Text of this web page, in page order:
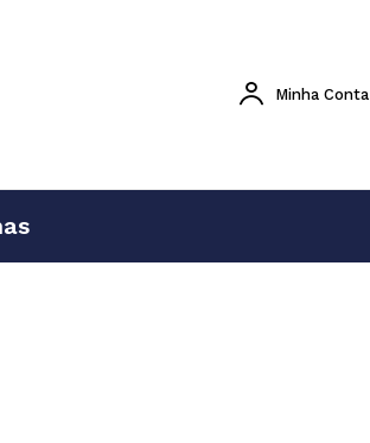
Minha Conta